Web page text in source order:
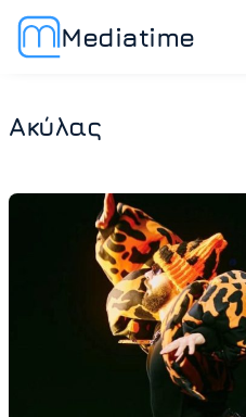
Mediatime
Ακύλας